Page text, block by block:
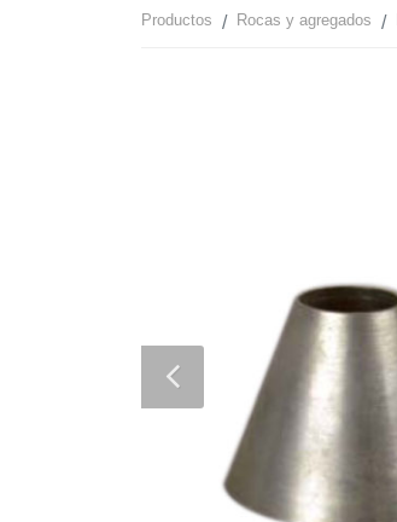
Productos Rocas y agregados